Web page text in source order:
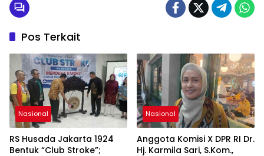
Pos Terkait
Nasional
RS Husada Jakarta 1924
Bentuk “Club Stroke”;
Nasional
Anggota Komisi X DPR RI Dr.
Hj. Karmila Sari, S.Kom.,